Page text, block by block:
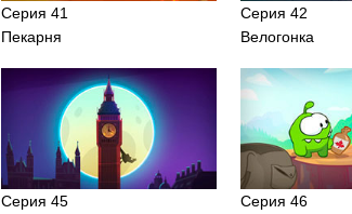
Серия 41
Пекарня
Серия 42
Велогонка
Серия 45
Серия 46